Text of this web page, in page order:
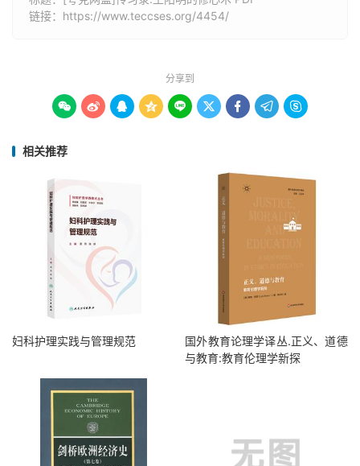
链接： https://www.teccses.org/4454/
分享到
        
相关推荐
妇科护理实践与管理规范
国外教育论理学译丛.正义、道德
与教育:教育伦理学新探